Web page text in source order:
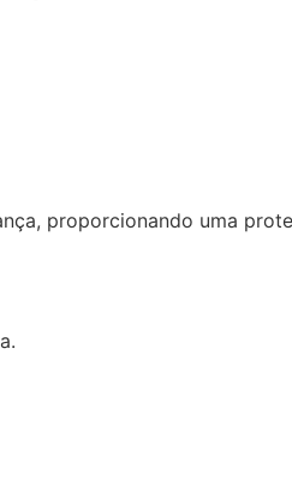
proporcionando uma